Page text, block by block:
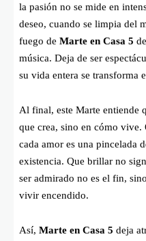
la pasión no se mide en
deseo, cuando se limpia del
fuego de Marte en Casa 5
música. Deja de ser
su vida entera se transforma
Al final, este Marte entiende
que crea, sino en cómo vive.
cada amor es una pincelada
existencia. Que brillar no
ser admirado no es el fin,
vivir encendido.
Así, Marte en Casa 5 deja